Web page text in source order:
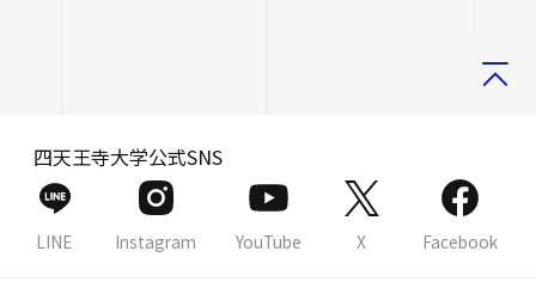
四天王寺大学公式SNS
LINE Instagram YouTube X Facebook